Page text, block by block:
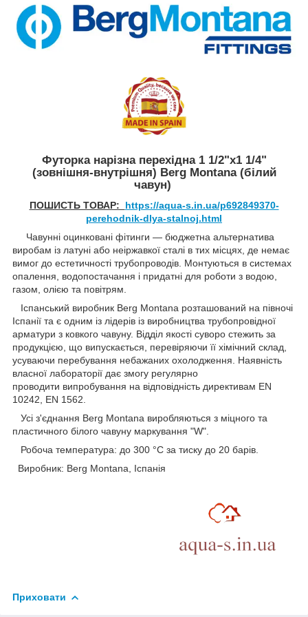
Футорка нарізна перехідна 1 1/2"x1 1/4"
(зовнішня-внутрішня) Berg Montana (білий
чавун)
ПОШИСТЬ ТОВАР: https://aqua-s.in.ua/p692849370-
perehodnik-dlya-stalnoj.html
Чавунні оцинковані фітинги — бюджетна альтернатива
виробам із латуні або неіржавкої сталі в тих місцях, де немає
вимог до естетичності трубопроводів. Монтуються в системах
опалення, водопостачання і придатні для роботи з водою,
газом, олією та повітрям.
Іспанський виробник Berg Montana розташований на півночі
Іспанії та є одним із лідерів із виробництва трубопровідної
арматури з ковкого чавуну. Відділ якості суворо стежить за
продукцією, що випускається, перевіряючи її хімічний склад,
усуваючи перебування небажаних охолодження. Наявність
власної лабораторії дає змогу регулярно
проводити випробування на відповідність директивам EN
10242, EN 1562.
Усі з'єднання Berg Montana виробляються з міцного та
пластичного білого чавуну маркування "W".
Робоча температура: до 300 °C за тиску до 20 барів.
Виробник: Berg Montana, Іспанія
Приховати